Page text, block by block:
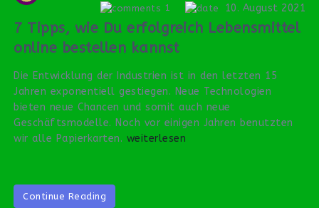
1 10. August 2021
7 Tipps, wie Du erfolgreich Lebensmittel
online bestellen kannst
Die Entwicklung der Industrien ist in den letzten 15
Jahren exponentiell gestiegen. Neue Technologien
bieten neue Chancen und somit auch neue
Geschäftsmodelle. Noch vor einigen Jahren benutzten
wir alle Papierkarten. weiterlesen
Continue Reading